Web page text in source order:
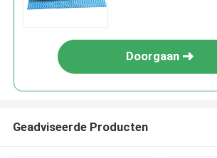
Doorgaan
Geadviseerde Producten